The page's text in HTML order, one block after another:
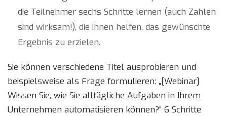
die Teilnehmer sechs Schritte lernen (auch Zahlen
sind wirksam!), die ihnen helfen, das gewünschte
Ergebnis zu erzielen.
Sie können verschiedene Titel ausprobieren und
beispielsweise als Frage formulieren: „[Webinar]
Wissen Sie, wie Sie alltägliche Aufgaben in Ihrem
Unternehmen automatisieren können?“ 6 Schritte